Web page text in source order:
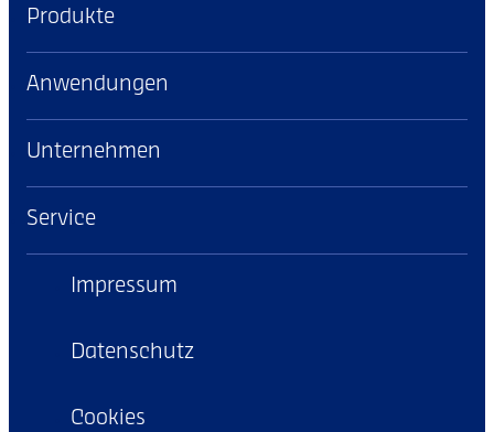
Produkte
Anwendungen
Unternehmen
Service
Impressum
Datenschutz
Cookies